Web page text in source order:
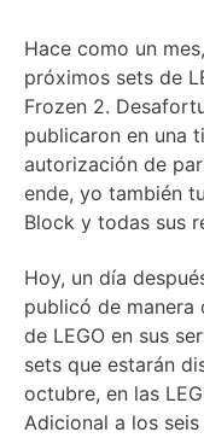
Hace como un
próximos sets de
Frozen 2.
publicaron en una
autorización de
ende, yo también
Block y todas sus
Hoy, un día
publicó de manera
de LEGO en sus
sets que estarán
octubre, en las
Adicional a los